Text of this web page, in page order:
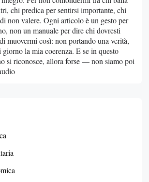
chi predica per sentirsi importante, chi
non valere. Ogni articolo è un gesto per
non un manuale per dire chi dovresti
muovermi così: non portando una verità,
la mia coerenza. E se in questo
si riconosce, allora forse — non siamo poi